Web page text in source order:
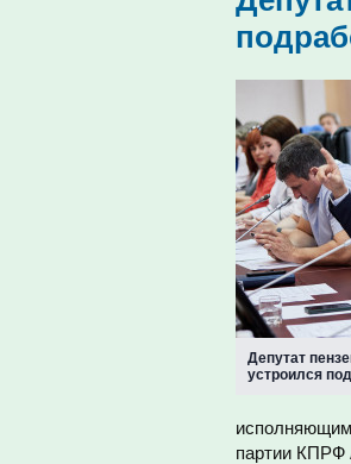
Депутат
устроился
исполняющим
партии КПРФ